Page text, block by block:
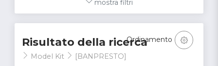
mostra filtri
Risultato della ricerca
Model Kit [BANPRESTO]
Ordinamento